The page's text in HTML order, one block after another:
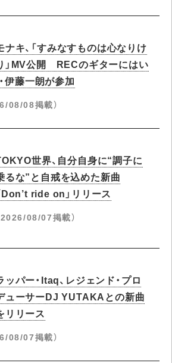
ナキ、「すみなすものは心なりけ
」MV公開 RECのギターにはい
伊藤一朗が参加
08/08掲載）
世界、自分自身に“調子に
るな”と自戒を込めた新曲
Don’t ride on」リリース
2026/08/07掲載）
ッパー・Itaq、レジェンド・プロ
ューサーDJ YUTAKAとの新曲
リリース
08/07掲載）